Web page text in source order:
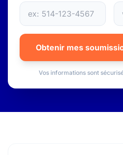
Obtenir mes
Vos informations sont